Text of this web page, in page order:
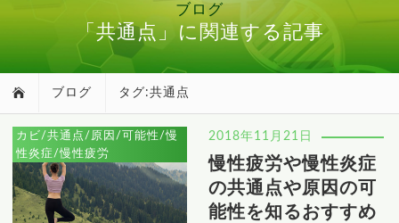
ブログ
「共通点」に関連する記事
ブログ タグ:共通点
カビ/共通点/原因/可能性/慢
性炎症/慢性疲労
2018年11月21日
慢性疲労や慢性炎症
の共通点や原因の可
能性を知るおすすめ